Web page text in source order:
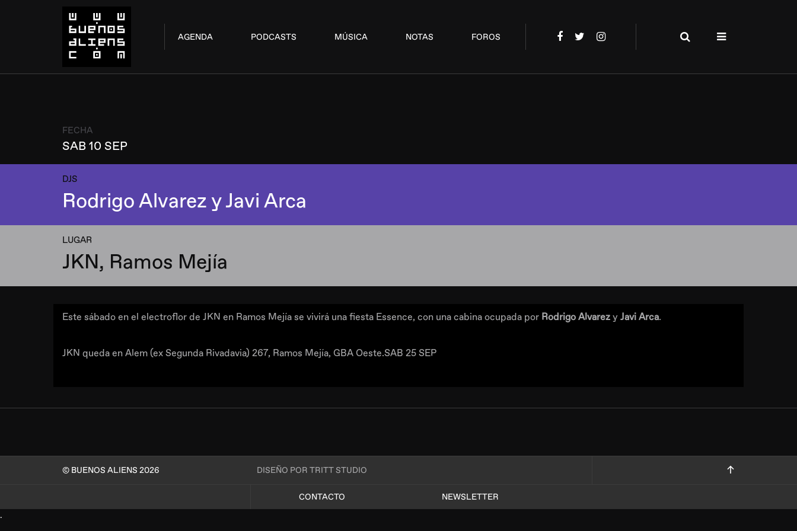
AGENDA PODCASTS MÚSICA NOTAS FOROS
FECHA
SAB 10 SEP
DJS
Rodrigo Alvarez y Javi Arca
LUGAR
JKN, Ramos Mejía
Este sábado en el electroflor de JKN en Ramos Mejía se vivirá una fiesta Essence, con una cabina ocupada por Rodrigo Alvarez y Javi Arca.
JKN queda en Alem (ex Segunda Rivadavia) 267, Ramos Mejía, GBA Oeste.SAB 25 SEP
© BUENOS ALIENS 2026 DISEÑO POR TRITT STUDIO
CONTACTO
NEWSLETTER
.